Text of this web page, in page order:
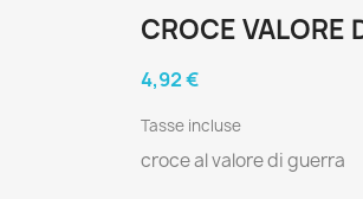
CROCE VALORE
4,92 €
Tasse incluse
croce al valore di guerra